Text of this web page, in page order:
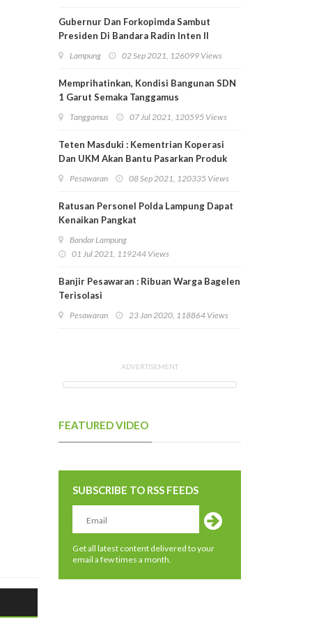
Gubernur Dan Forkopimda Sambut
Presiden Di Bandara Radin Inten II
Lampung
Lampung 02 Sep 2021, 126099 Views
Memprihatinkan, Kondisi Bangunan SDN
1 Garut Semaka Tanggamus
Tanggamus 07 Jul 2021, 120595 Views
Teten Masduki : Kementrian Koperasi
Dan UKM Akan Bantu Pasarkan Produk
Pesawaran
Pesawaran 08 Sep 2021, 120335 Views
Ratusan Personel Polda Lampung Dapat
Kenaikan Pangkat
Bandar Lampung
01 Jul 2021, 119244 Views
Banjir Pesawaran : Ribuan Warga Bagelen
Terisolasi
Pesawaran 23 Jan 2020, 118864 Views
ADVERTISEMENT
FEATURED VIDEO
SUBSCRIBE TO RSS FEEDS
Get all latest content delivered to your
email a few times a month.